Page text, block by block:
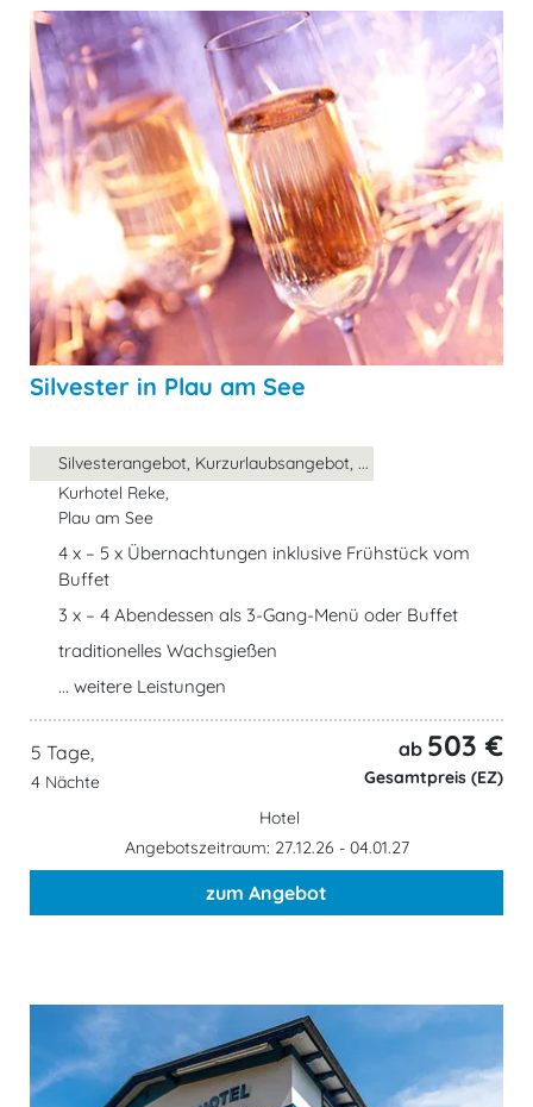
Silvester in Plau am See
Silvesterangebot, Kurzurlaubsangebot, ...
Kurhotel Reke,
Plau am See
4 x – 5 x Übernachtungen inklusive Frühstück vom
Buffet
3 x – 4 Abendessen als 3-Gang-Menü oder Buffet
traditionelles Wachsgießen
... weitere Leistungen
5 Tage,
4 Nächte
ab 503 €
Gesamtpreis (EZ)
Hotel
Angebotszeitraum: 27.12.26 - 04.01.27
zum Angebot